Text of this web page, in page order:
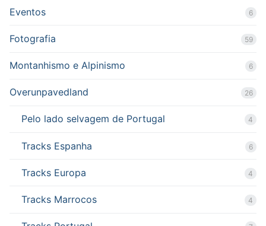
Eventos 6
Fotografia 59
Montanhismo e Alpinismo 6
Overunpavedland 26
Pelo lado selvagem de Portugal 4
Tracks Espanha 6
Tracks Europa 4
Tracks Marrocos 4